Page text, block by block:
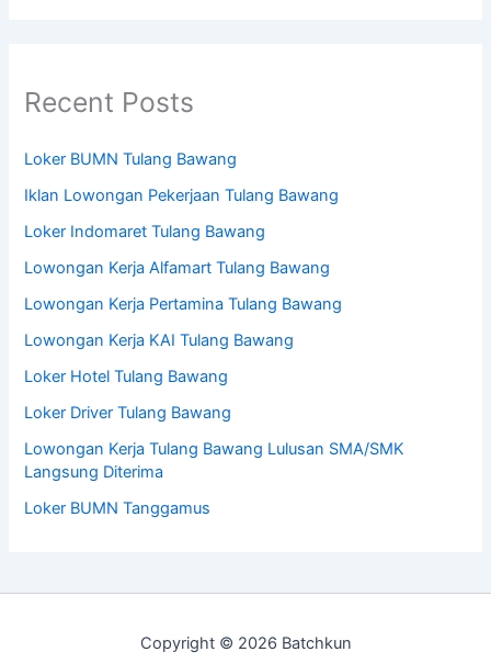
Recent Posts
Loker BUMN Tulang Bawang
Iklan Lowongan Pekerjaan Tulang Bawang
Loker Indomaret Tulang Bawang
Lowongan Kerja Alfamart Tulang Bawang
Lowongan Kerja Pertamina Tulang Bawang
Lowongan Kerja KAI Tulang Bawang
Loker Hotel Tulang Bawang
Loker Driver Tulang Bawang
Lowongan Kerja Tulang Bawang Lulusan SMA/SMK
Langsung Diterima
Loker BUMN Tanggamus
Copyright © 2026 Batchkun